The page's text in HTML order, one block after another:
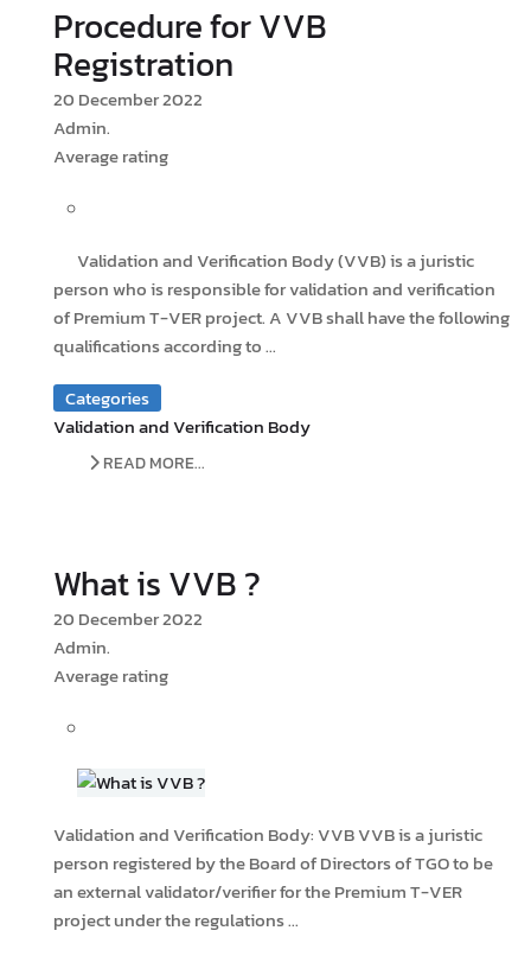
Procedure for VVB
Registration
20 December 2022
Admin.
Average rating
Validation and Verification Body (VVB) is a juristic
person who is responsible for validation and verification
of Premium T-VER project. A VVB shall have the following
qualifications according to ...
Categories
Validation and Verification Body
READ MORE...
What is VVB ?
20 December 2022
Admin.
Average rating
Validation and Verification Body: VVB VVB is a juristic
person registered by the Board of Directors of TGO to be
an external validator/verifier for the Premium T-VER
project under the regulations ...